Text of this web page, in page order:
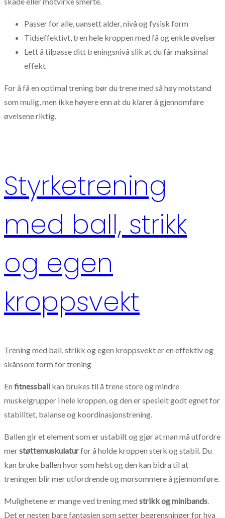
Passer for alle, uansett alder, nivå og fysisk form
Tidseffektivt, tren hele kroppen med få og enkle øvelser
Lett å tilpasse ditt treningsnivå slik at du får maksimal
effekt
For å få en optimal trening bør du trene med så høy motstand
som mulig, men ikke høyere enn at du klarer å gjennomføre
øvelsene riktig.
Styrketrening
med ball, strikk
og egen
kroppsvekt
Trening med ball, strikk og egen kroppsvekt er en effektiv og
skånsom form for trening
En fitnessball kan brukes til å trene store og mindre
muskelgrupper i hele kroppen, og den er spesielt godt egnet for
stabilitet, balanse og koordinasjonstrening.
Ballen gir et element som er ustabilt og gjør at man må utfordre
merstøttemuskulaturfor å holde kroppen sterk og stabil. Du
kan bruke ballen hvor som helst og den kan bidra til at
treningen blir mer utfordrende og morsommere å gjennomføre.
Mulighetene er mange ved trening med strikk og minibands.
Det er nesten bare fantasien som setter begrensninger for hva